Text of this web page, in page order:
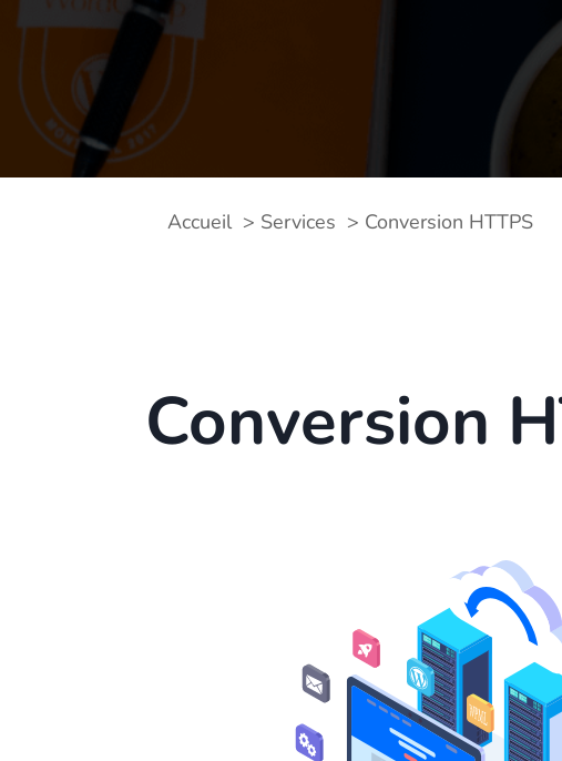
Accueil Services Conversion HTTPS
Conversion